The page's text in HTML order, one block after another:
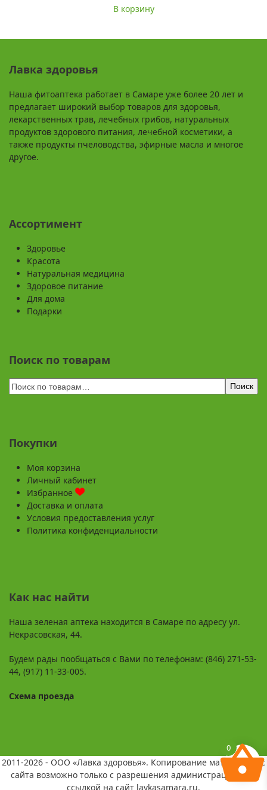
В корзину
Лавка здоровья
Наша фитоаптека работает в Самаре уже более 20 лет и
предлагает широкий выбор товаров для здоровья,
лекарственных трав, лечебных грибов, натуральных
продуктов здорового питания, лечебной косметики, а
также продукты пчеловодства, эфирные масла и многое
другое.
Ассортимент
Здоровье
Красота
Натуральная медицина
Здоровое питание
Для дома
Подарки
Поиск по товарам
Поиск
Покупки
Моя корзина
Личный кабинет
Избранное
Доставка и оплата
Условия предоставления услуг
Политика конфиденциальности
Как нас найти
Наша зеленая аптека находится в Самаре по адресу ул.
Некрасовская, 44.
Будем рады пообщаться с Вами по телефонам: (846) 271-53-
44, (917) 11-33-005.
Схема проезда
2011-2026 - ООО «Лавка здоровья». Копирование материалов с
сайта возможно только с разрешения администрации и со
ссылкой на сайт lavkasamara.ru.
0